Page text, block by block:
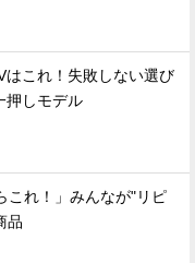
はこれ！失敗しない選び
押しモデル
これ！」みんなが"リピ
品